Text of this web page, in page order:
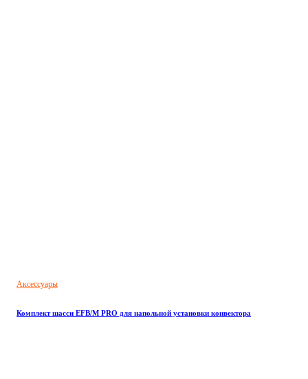
Аксессуары
Комплект шасси EFB/M PRO для напольной установки конвектора